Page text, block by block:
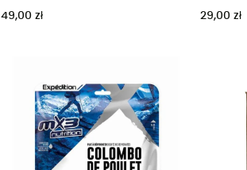
49,00 zł 29,00 zł